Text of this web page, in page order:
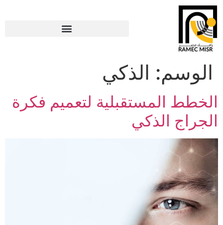
الوسم: الذكي
الخطط المستقبلية لتعميم فكرة
الجراج الذكي